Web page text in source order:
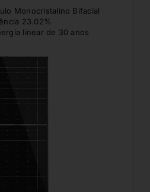
Monocristalino Bifacial
23.02%
linear de 30 anos